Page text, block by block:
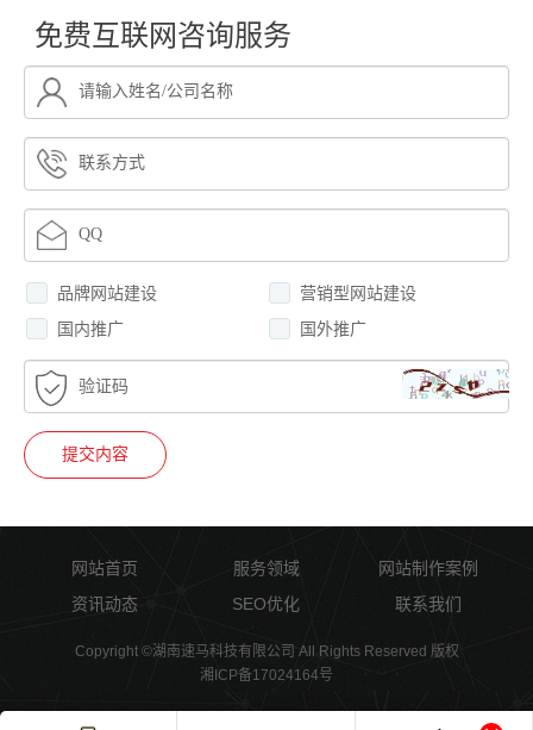
免费互联网咨询服务
品牌网站建设
营销型网站建设
国内推广
国外推广
提交内容
网站首页 服务领域
网站制作案例
资讯动态
SEO优化 联系我们
Copyright ©湖南速马科技有限公司 All Rights Reserved 版权
湘ICP备17024164号